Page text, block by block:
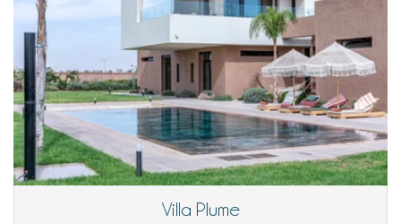
Villa Plume